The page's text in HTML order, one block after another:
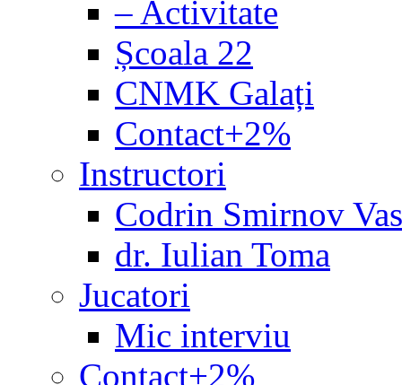
– Activitate
Școala 22
CNMK Galați
Contact+2%
Instructori
Codrin Smirnov
dr. Iulian Toma
Jucatori
Mic interviu
Contact+2%